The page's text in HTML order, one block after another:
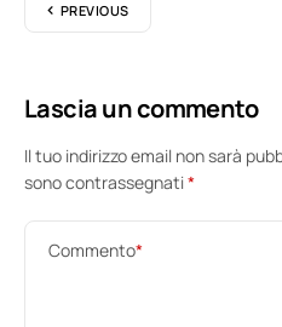
PREVIOUS
Lascia un commento
Il tuo indirizzo email non sarà
sono contrassegnati*
Commento*